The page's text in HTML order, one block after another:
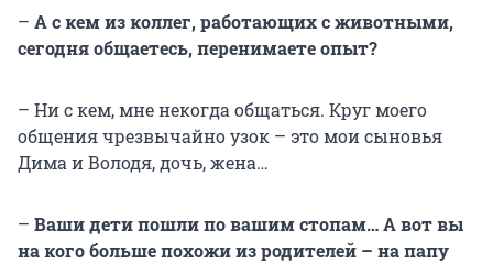
– А с кем из коллег, работающих с животными,
сегодня общаетесь, перенимаете опыт?
– Ни с кем, мне некогда общаться. Круг моего
общения чрезвычайно узок – это мои сыновья
Дима и Володя, дочь, жена…
– Ваши дети пошли по вашим стопам… А вот вы
на кого больше похожи из родителей – на папу